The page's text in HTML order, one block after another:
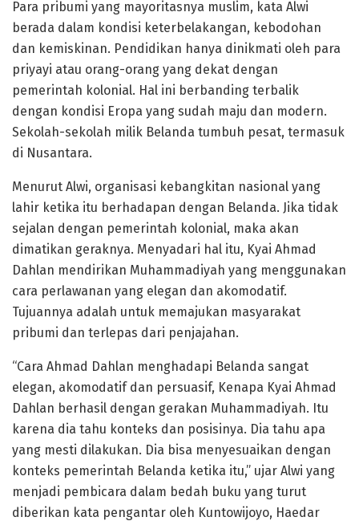
Para pribumi yang mayoritasnya muslim, kata Alwi
berada dalam kondisi keterbelakangan, kebodohan
dan kemiskinan. Pendidikan hanya dinikmati oleh para
priyayi atau orang-orang yang dekat dengan
pemerintah kolonial. Hal ini berbanding terbalik
dengan kondisi Eropa yang sudah maju dan modern.
Sekolah-sekolah milik Belanda tumbuh pesat, termasuk
di Nusantara.
Menurut Alwi, organisasi kebangkitan nasional yang
lahir ketika itu berhadapan dengan Belanda. Jika tidak
sejalan dengan pemerintah kolonial, maka akan
dimatikan geraknya. Menyadari hal itu, Kyai Ahmad
Dahlan mendirikan Muhammadiyah yang menggunakan
cara perlawanan yang elegan dan akomodatif.
Tujuannya adalah untuk memajukan masyarakat
pribumi dan terlepas dari penjajahan.
“Cara Ahmad Dahlan menghadapi Belanda sangat
elegan, akomodatif dan persuasif, Kenapa Kyai Ahmad
Dahlan berhasil dengan gerakan Muhammadiyah. Itu
karena dia tahu konteks dan posisinya. Dia tahu apa
yang mesti dilakukan. Dia bisa menyesuaikan dengan
konteks pemerintah Belanda ketika itu,” ujar Alwi yang
menjadi pembicara dalam bedah buku yang turut
diberikan kata pengantar oleh Kuntowijoyo, Haedar